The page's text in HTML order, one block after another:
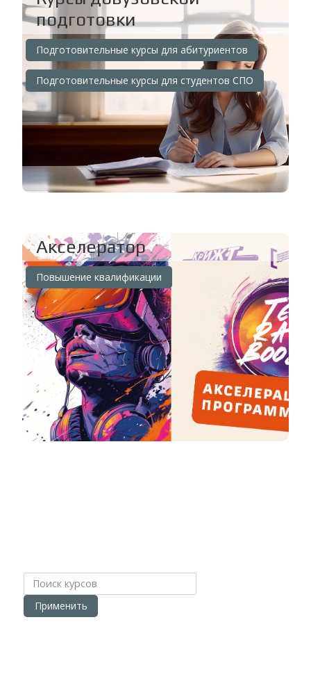
подготовки
Подготовительные курсы для абитуриентов
Подготовительные курсы для студентов СПО
Акселератор
Повышение квалификации
Поиск курсов
Применить